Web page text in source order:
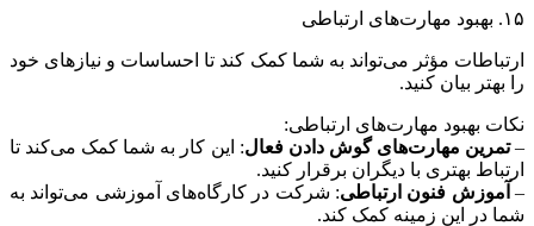
۱۵. بهبود مهارت‌های ارتباطی
ارتباطات مؤثر می‌تواند به شما کمک کند تا احساسات و نیازهای خود
را بهتر بیان کنید.
نکات بهبود مهارت‌های ارتباطی:
–تمرین مهارت‌های گوش دادن فعال: این کار به شما کمک می‌کند تا
ارتباط بهتری با دیگران برقرار کنید.
– آموزش فنون ارتباطی: شرکت در کارگاه‌های آموزشی می‌تواند به
شما در این زمینه کمک کند.